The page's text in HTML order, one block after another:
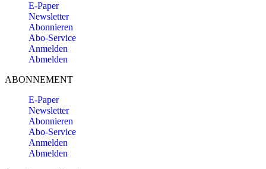
E-Paper
Newsletter
Abonnieren
Abo-Service
Anmelden
Abmelden
ABONNEMENT
E-Paper
Newsletter
Abonnieren
Abo-Service
Anmelden
Abmelden